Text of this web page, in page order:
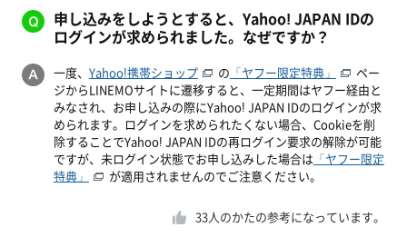
申し込みをしようとすると、Yahoo! JAPAN IDの
ログインが求められました。なぜですか？
一度、 Yahoo!携帯ショップ の 「ヤフー限定特典」
ペー
ジからLINEMOサイトに遷移すると、一定期間はヤフー経由と
みなされ、お申し込みの際にYahoo! JAPAN IDのログインが求
められます。ログインを求められたくない場合、Cookieを削
除することでYahoo! JAPAN IDの再ログイン要求の解除が可能
ですが、未ログイン状態でお申し込みした場合は「ヤフー限定
特典」
が適用されませんのでご注意ください。
33人のかたの参考になっています。